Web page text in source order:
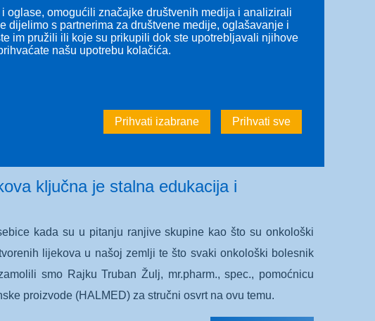
kada su u pitanju ranjive skupine kao što su onkološki
lijekova u našoj zemlji te što svaki onkološki bolesnik
smo Rajku Truban Žulj, mr.pharm., spec., pomoćnicu
Pročitaj više
ključna je stalna edukacija i
kada su u pitanju ranjive skupine kao što su onkološki
lijekova u našoj zemlji te što svaki onkološki bolesnik
smo Rajku Truban Žulj, mr.pharm., spec., pomoćnicu
proizvode (HALMED) za stručni osvrt na ovu temu.
omogućili značajke društvenih medija i analizirali
dijelimo s partnerima za društvene medije, oglašavanje i
im pružili ili koje su prikupili dok ste upotrebljavali njihove
našu upotrebu kolačića.
Prihvati izabrane Prihvati sve